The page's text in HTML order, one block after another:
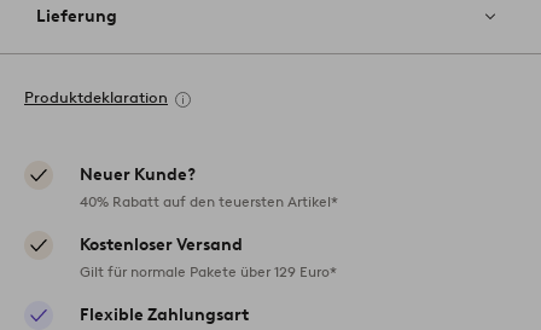
Lieferung
Produktdeklaration
Neuer Kunde?
40% Rabatt auf den teuersten Artikel*
Kostenloser Versand
Gilt für normale Pakete über 129 Euro*
Flexible Zahlungsart